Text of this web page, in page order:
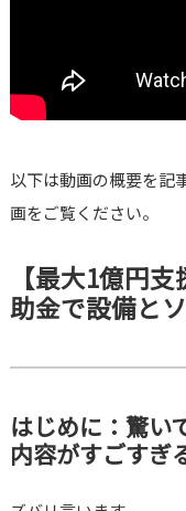
以下は動画の概要を記
画をご覧ください。
【最大1億円
助金で設備と
はじめに：驚い
内容がすごすぎ